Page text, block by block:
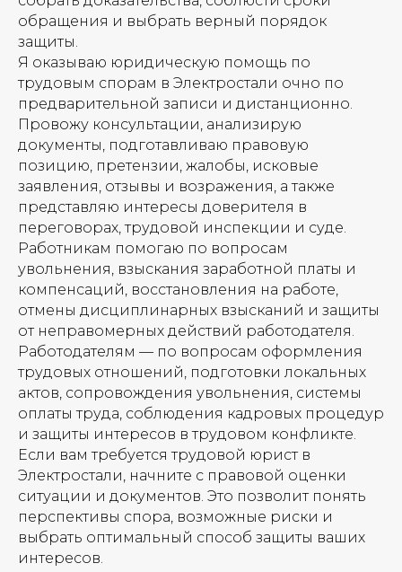
обращения и выбрать верный порядок
защиты.
Я оказываю юридическую помощь по
трудовым спорам в Электростали очно по
предварительной записи и дистанционно.
Провожу консультации, анализирую
документы, подготавливаю правовую
позицию, претензии, жалобы, исковые
заявления, отзывы и возражения, а также
представляю интересы доверителя в
переговорах, трудовой инспекции и суде.
Работникам помогаю по вопросам
увольнения, взыскания заработной платы и
компенсаций, восстановления на работе,
отмены дисциплинарных взысканий и защиты
от неправомерных действий работодателя.
Работодателям — по вопросам оформления
трудовых отношений, подготовки локальных
актов, сопровождения увольнения, системы
оплаты труда, соблюдения кадровых процедур
и защиты интересов в трудовом конфликте.
Если вам требуется трудовой юрист в
Электростали, начните с правовой оценки
ситуации и документов. Это позволит понять
перспективы спора, возможные риски и
выбрать оптимальный способ защиты ваших
интересов.